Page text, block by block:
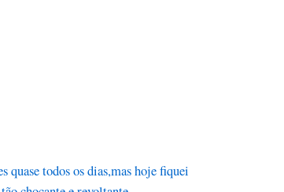
quase todos os dias,mas hoje fiquei